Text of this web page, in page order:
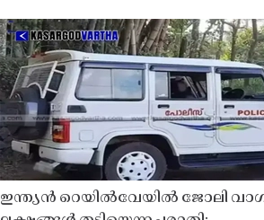
ഇന്ത്യൻ റെയിൽവേയിൽ ജോലി